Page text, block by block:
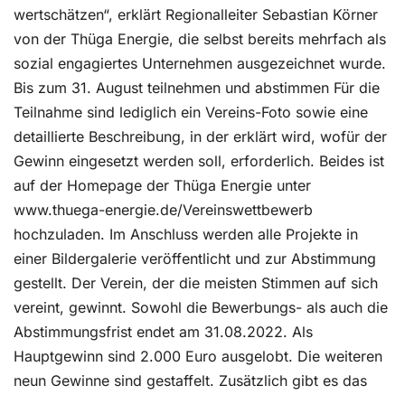
wertschätzen“, erklärt Regionalleiter Sebastian Körner
von der Thüga Energie, die selbst bereits mehrfach als
sozial engagiertes Unternehmen ausgezeichnet wurde.
Bis zum 31. August teilnehmen und abstimmen Für die
Teilnahme sind lediglich ein Vereins-Foto sowie eine
detaillierte Beschreibung, in der erklärt wird, wofür der
Gewinn eingesetzt werden soll, erforderlich. Beides ist
auf der Homepage der Thüga Energie unter
www.thuega-energie.de/Vereinswettbewerb
hochzuladen. Im Anschluss werden alle Projekte in
einer Bildergalerie veröffentlicht und zur Abstimmung
gestellt. Der Verein, der die meisten Stimmen auf sich
vereint, gewinnt. Sowohl die Bewerbungs- als auch die
Abstimmungsfrist endet am 31.08.2022. Als
Hauptgewinn sind 2.000 Euro ausgelobt. Die weiteren
neun Gewinne sind gestaffelt. Zusätzlich gibt es das